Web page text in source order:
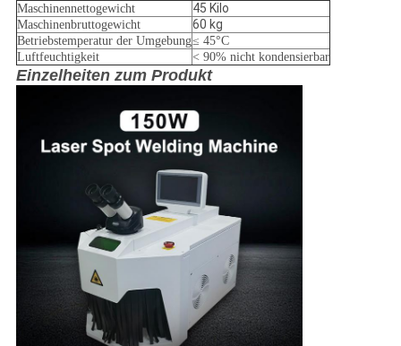
Maschinennettogewicht
45 Kilo
Maschinenbruttogewicht 60 kg
Betriebstemperatur der Umgebung≤ 45°C
Luftfeuchtigkeit
< 90% nicht kondensierbar
Einzelheiten zum Produkt